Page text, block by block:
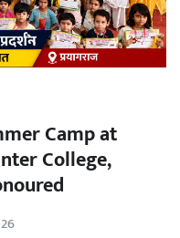
Camp at
College,